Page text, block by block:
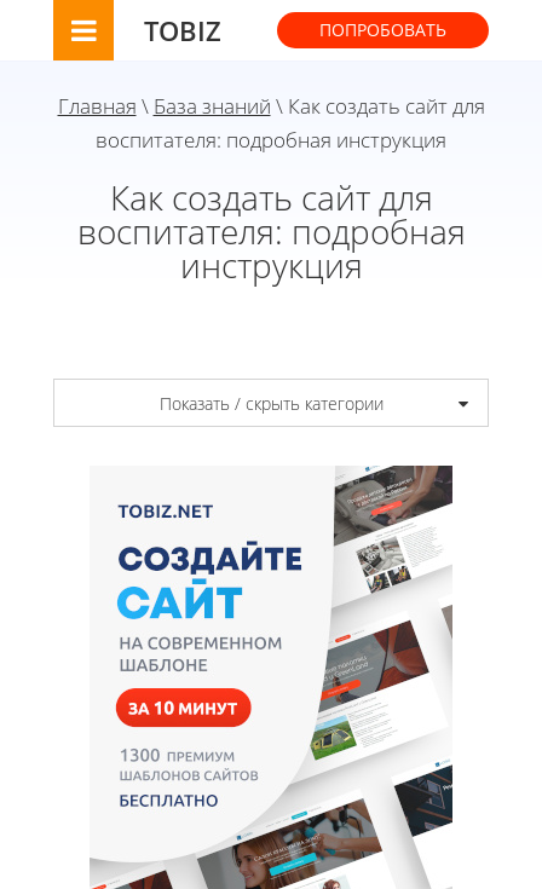
TOBIZ ПОПРОБОВАТЬ
Главная \ База знаний \ Как создать сайт для
воспитателя: подробная инструкция
Как создать сайт для
воспитателя: подробная
инструкция
Показать / скрыть категории